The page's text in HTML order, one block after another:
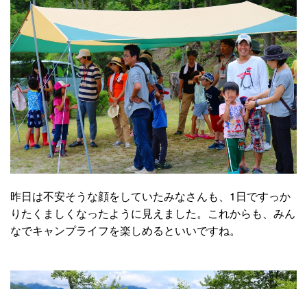
昨日は不安そうな顔をしていたみなさんも、1日ですっか
りたくましくなったように見えました。これからも、みん
なでキャンプライフを楽しめるといいですね。